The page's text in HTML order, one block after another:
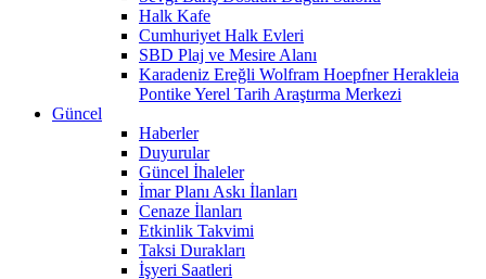
Halk Kafe
Cumhuriyet Halk Evleri
SBD Plaj ve Mesire Alanı
Karadeniz Ereğli Wolfram Hoepfner Herakleia
Pontike Yerel Tarih Araştırma Merkezi
Güncel
Haberler
Duyurular
Güncel İhaleler
İmar Planı Askı İlanları
Cenaze İlanları
Etkinlik Takvimi
Taksi Durakları
İşyeri Saatleri